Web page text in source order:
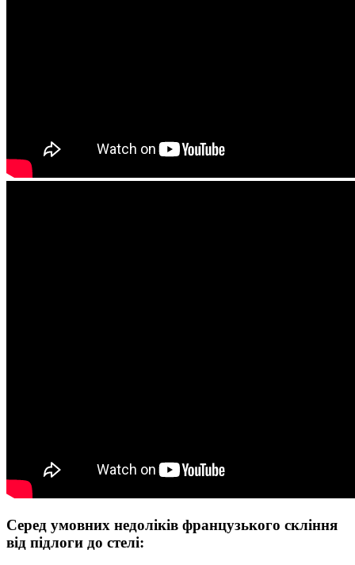
Серед умовних недоліків французького скління
від підлоги до стелі: